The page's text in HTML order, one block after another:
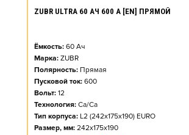
ZUBR ULTRA 60 АЧ 600 А [EN] ПРЯМОЙ
Ёмкость: 60 Ач
Марка: ZUBR
Полярность: Прямая
Пусковой ток: 600
Вольт: 12
Технология: Ca/Ca
Тип корпуса: L2 (242x175x190) EURO
Размер, мм: 242x175x190